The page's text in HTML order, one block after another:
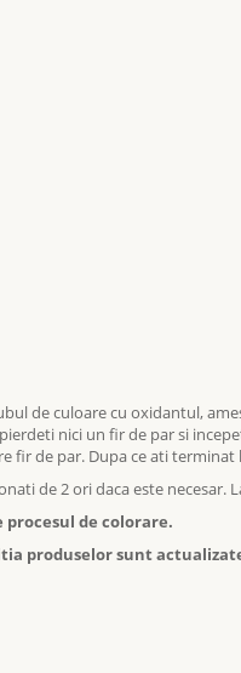
de culoare cu oxidantul,
nici un fir de par si
fir de par. Dupa ce ati
de 2 ori daca este necesar.
de colorare.
produselor sunt